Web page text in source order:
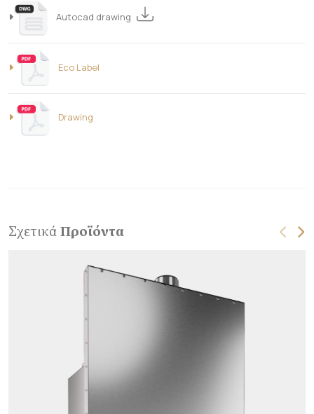
Autocad drawing
Eco Label
Drawing
ΣχετικάΠροϊόντα